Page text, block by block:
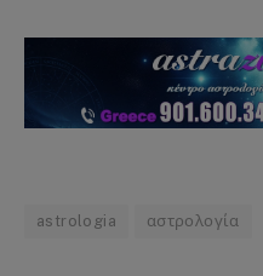
astrologia αστρολογία